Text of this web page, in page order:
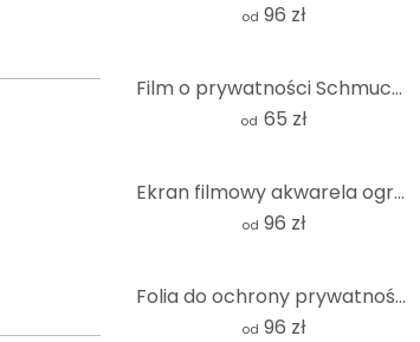
od 96 zł
Film o prywatności Schmuckera - Poświęcenie
od 65 zł
Ekran filmowy akwarela ogród przed domem
od 96 zł
Folia do ochrony prywatności Holland tiles 01 - Panorama
od 96 zł